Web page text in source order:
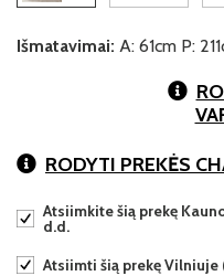
Išmatavimai: A: 61cm P:
RODYTI PREKĖS
Atsiimkite šią prekę
d.d.
Atsiimti šią prekę